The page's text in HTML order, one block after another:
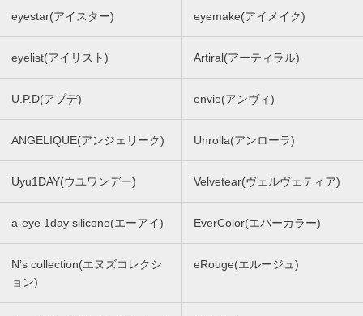
eyestar(アイスター) eyemake(アイメイク)
eyelist(アイリスト) Artiral(アーティラル)
U.P.D(アプデ) envie(アンヴィ)
ANGELIQUE(アンジェリーク) Unrolla(アンローラ)
Uyu1DAY(ウユワンデー) Velvetear(ヴェルヴェティア)
a-eye 1day silicone(エーアイ) EverColor(エバーカラー)
N’s collection(エヌズコレクシ
ョン)
eRouge(エルージュ)